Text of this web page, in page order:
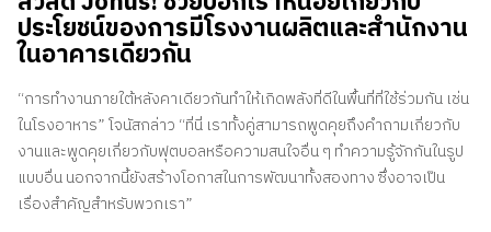
ประโยชน์ของการมีโรงงานผลิตและสำนักงาน
ในอาคารเดียวกัน
“การทำงานภายใต้หลังคาเดียวกันทำให้เกิดพลังที่ดีในพื้นที่ที่ใช้ร่วมกัน เช่น
ในโรงอาหาร” โจนัสกล่าว “ที่นี่ เราทั้งคู่สามารถพูดคุยถึงคำถามเกี่ยวกับ
งานและพูดคุยเกี่ยวกับฟุตบอลหรือความสนใจอื่น ๆ ทำความรู้จักกันในรูป
แบบอื่น นอกจากนี้ยังสร้างโอกาสในการพัฒนาทั้งสองทาง ซึ่งอาจเป็น
เรื่องสำคัญสำหรับพวกเรา”